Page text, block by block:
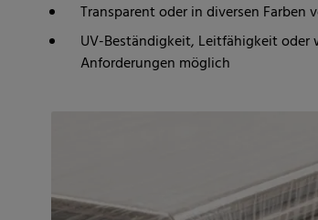
Transparent oder in diversen Farben
UV-Beständigkeit, Leitfähigkeit
Anforderungen möglich